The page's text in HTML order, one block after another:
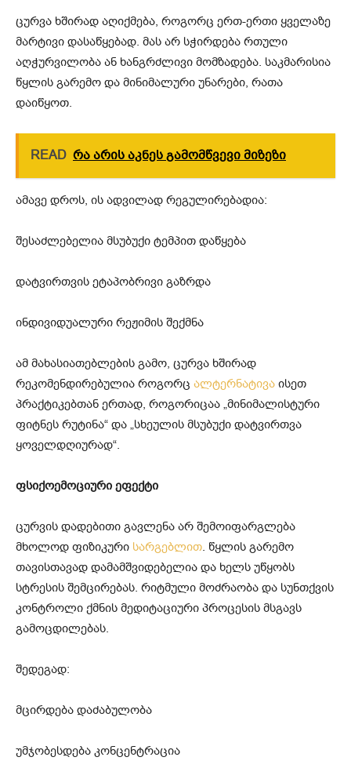
ცურვა ხშირად აღიქმება, როგორც ერთ-ერთი ყველაზე
მარტივი დასაწყებად. მას არ სჭირდება რთული
აღჭურვილობა ან ხანგრძლივი მომზადება. საკმარისია
წყლის გარემო და მინიმალური უნარები, რათა
დაიწყოთ.
READ რა არის აკნეს გამომწვევი მიზეზი
ამავე დროს, ის ადვილად რეგულირებადია:
შესაძლებელია მსუბუქი ტემპით დაწყება
დატვირთვის ეტაპობრივი გაზრდა
ინდივიდუალური რეჟიმის შექმნა
ამ მახასიათებლების გამო, ცურვა ხშირად
რეკომენდირებულია როგორც ალტერნატივა ისეთ
პრაქტიკებთან ერთად, როგორიცაა „მინიმალისტური
ფიტნეს რუტინა“ და „სხეულის მსუბუქი დატვირთვა
ყოველდღიურად“.
ფსიქოემოციური ეფექტი
ცურვის დადებითი გავლენა არ შემოიფარგლება
მხოლოდ ფიზიკური სარგებლით. წყლის გარემო
თავისთავად დამამშვიდებელია და ხელს უწყობს
სტრესის შემცირებას. რიტმული მოძრაობა და სუნთქვის
კონტროლი ქმნის მედიტაციური პროცესის მსგავს
გამოცდილებას.
შედეგად:
მცირდება დაძაბულობა
უმჯობესდება კონცენტრაცია